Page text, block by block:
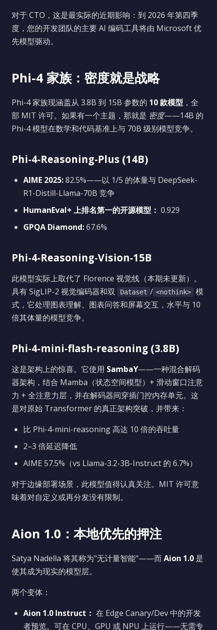
对于 CTO，这是最实际的近期影响：到 2026 年第四季
度，您的开发团队的主要 AI 编码工具将由 Microsoft 优
先模型驱动。
Phi-4 家族：密度就是战略
Phi-4 家族现涵盖从 3.8B 到 15B 参数的 10 款模型 ，全
部 MIT 许可。如果有一个主题，那就是 密度——14B 的
Phi-4 模型在数学和代码基准上与 70B 级别模型竞争。
Phi-4-Reasoning-Plus (14B)
AIME 2025:82.5%——以 1/5 的体量与 DeepSeek-
R1-Distill-Llama-70B 竞争
HumanEval+ 上排名第一的开源模型： 0.929
GPQA Diamond:67.6%
Phi-4-Reasoning-Vision-15B
此模型实际上取代了 Florence 视觉线（本期未更新）。
具有 SigLIP-2 视觉编码器和双
Dataset / <nothink>
模
式，它处理图表理解、图表问答和屏幕交互，水平与 10
倍其体量的模型竞争。
Phi-4-mini-flash-reasoning (3.8B)
这是架构上的惊喜。它使用 SambaY——一种混合解码
器架构，结合 Mamba（状态空间模型）+ 滑动窗口注意
力 + 全注意力层，并在解码器间穿插门控内存单元。这
是对原始 Transformer 的真正架构突破，并带来：
比 Phi-4-mini-reasoning 高达 10 倍的吞吐量
2–3 倍延迟降低
AIME 57.5%（vs Llama-3.2-3B-Instruct 的 6.7%）
对于边缘部署场景，此模型值得认真关注。MIT 许可意
味着对自定义或再分发没有限制。
Aion 1.0：本地优先的押注
Satya Nadella 将其称为"无计量智能"——而Aion 1.0 是
使其成为现实的模型层。
两个变体：
Aion 1.0 Instruct： 在 Edge Canary/Dev 中的开发
者预览。可在 CPU、GPU 或 NPU 上运行——无需专